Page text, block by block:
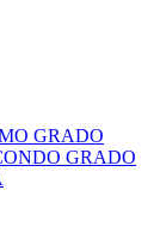
GRADO
GRADO